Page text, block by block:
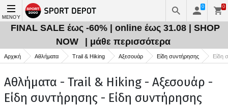
ΜΕΝΟΎ
0 0
FINAL SALE έως -60% | online έως 31.08 | SHOP
NOW
| μάθε περισσότερα
Αρχική Αθλήματα Trail & Hiking Αξεσουάρ Είδη συντήρησης Είδη
Αθλήματα - Trail & Hiking - Αξεσουάρ -
Είδη συντήρησης - Είδη συντήρησης